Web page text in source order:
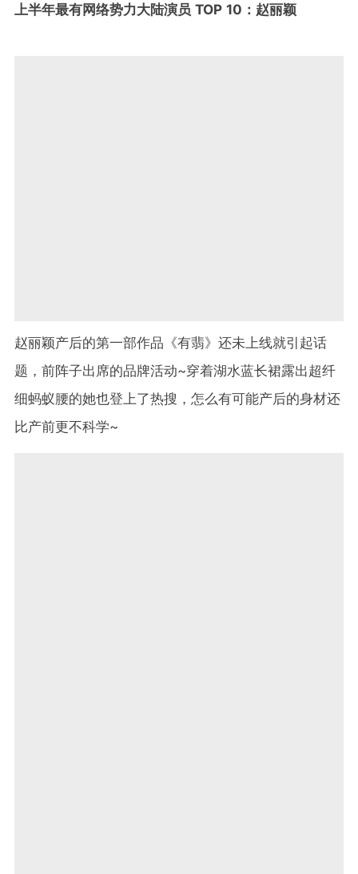
上半年最有网络势力大陆演员 TOP 10：赵丽颖
赵丽颖产后的第一部作品《有翡》还未上线就引起话
题，前阵子出席的品牌活动~穿着湖水蓝长裙露出超纤
细蚂蚁腰的她也登上了热搜，怎么有可能产后的身材还
比产前更不科学~